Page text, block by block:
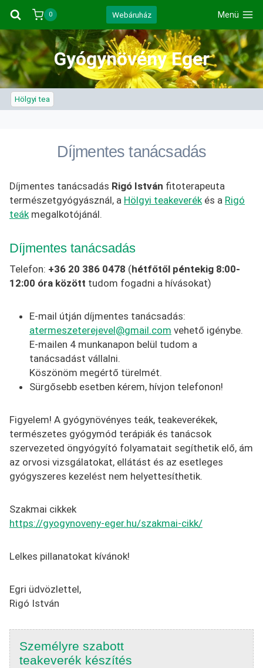
Skip
content
0 Webáruház Menü
Gyógynövény Eger
Hölgyi tea
Díjmentes tanácsadás
Díjmentes tanácsadás Rigó István fitoterapeuta
természetgyógyásznál, a Hölgyi teakeverékés a Rigó
teákmegalkotójánál.
Díjmentes tanácsadás
Telefon: +36 20 386 0478 (hétfőtől péntekig 8:00-
12:00 óra között tudom fogadni a hívásokat)
E-mail útján díjmentes tanácsadás:
atermeszeterejevel@gmail.com vehető igénybe.
E-mailen 4 munkanapon belül tudom a
tanácsadást vállalni.
Köszönöm megértő türelmét.
Sürgősebb esetben kérem, hívjon telefonon!
Figyelem! A gyógynövényes teák, teakeverékek,
természetes gyógymód terápiák és tanácsok
szervezeted öngyógyító folyamatait segíthetik elő, ám
az orvosi vizsgálatokat, ellátást és az esetleges
gyógyszeres kezelést nem helyettesíthetik.
Szakmai cikkek
https://gyogynoveny-eger.hu/szakmai-cikk/
Lelkes pillanatokat kívánok!
Egri üdvözlettel,
Rigó István
Személyre szabott
teakeverék készítés